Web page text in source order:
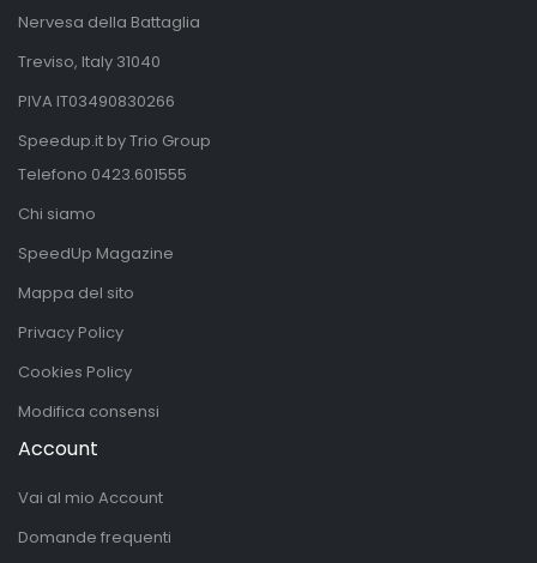
Nervesa della Battaglia
Treviso, Italy 31040
PIVA IT03490830266
Speedup.it by Trio Group
Telefono 0423.601555
Chi siamo
SpeedUp Magazine
Mappa del sito
Privacy Policy
Cookies Policy
Modifica consensi
Account
Vai al mio Account
Domande frequenti